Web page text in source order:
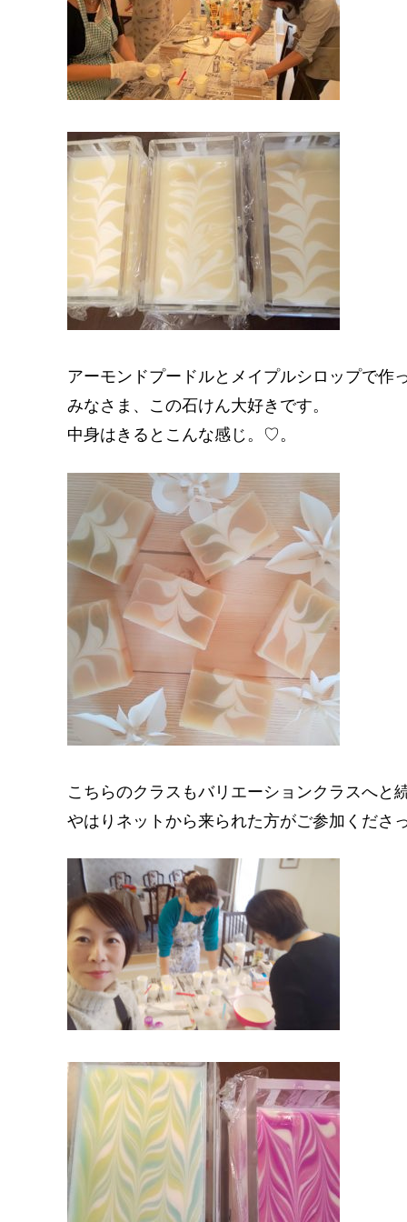
アーモンドプードルとメイプルシロップで作
みなさま、この石けん大好きです。
中身はきるとこんな感じ。♡。
こちらのクラスもバリエーションクラスへと
やはりネットから来られた方がご参加くださ